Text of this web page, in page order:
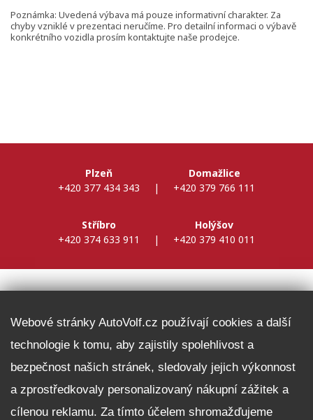
Poznámka: Uvedená výbava má pouze informativní charakter. Za
chyby vzniklé v prezentaci neručíme. Pro detailní informaci o výbavě
konkrétního vozidla prosím kontaktujte naše prodejce.
Plzeň
+420 377 434 343
|
Domažlice
+420 379 766 111
Stříbro
+420 374 633 911
|
Holýšov
+420 379 410 011
Fleet program Škoda
Nabídka zaměstnání
Facebook
Reklamační řád
Webové stránky AutoVolf.cz používají cookies a další
technologie k tomu, aby zajistily spolehlivost a
bezpečnost našich stránek, sledovaly jejich výkonnost
a zprostředkovaly personalizovaný nákupní zážitek a
cílenou reklamu. Za tímto účelem shromažďujeme